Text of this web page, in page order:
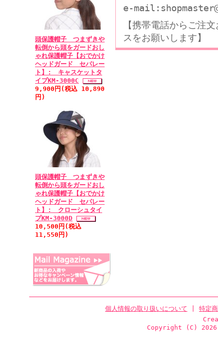
頭保護帽子 つまずきや
転倒から頭をガードおし
ゃれ保護帽子【おでかけ
ヘッドガード セパレー
ト】: キャスケットタ
イプKM-3000C
9,900円(税込 10,890
円)
頭保護帽子 つまずきや
転倒から頭をガードおし
ゃれ保護帽子【おでかけ
ヘッドガード セパレー
ト】: クローシュタイ
プKM-3000D
10,500円(税込
11,550円)
e-
【携帯電話からご注
スをお願いします】
個人情報の取り扱いについて
特定
Copyright (C)